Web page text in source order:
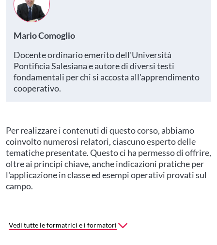
Mario Comoglio
Docente ordinario emerito dell'Università
Pontificia Salesiana e autore di diversi testi
fondamentali per chi si accosta all'apprendimento
cooperativo.
Per realizzare i contenuti di questo corso, abbiamo
coinvolto numerosi relatori, ciascuno esperto delle
tematiche presentate. Questo ci ha permesso di offrire,
oltre ai principi chiave, anche indicazioni pratiche per
l'applicazione in classe ed esempi operativi provati sul
campo.
Vedi tutte le formatrici e i formatori